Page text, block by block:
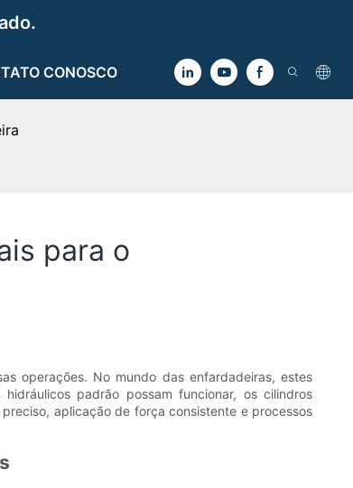
CONOSCO
para o
operações. No mundo das enfardadeiras, estes
padrão possam funcionar, os cilindros
aplicação de força consistente e processos